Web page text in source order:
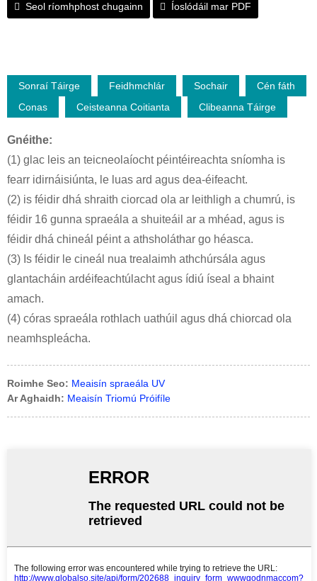
Seol ríomhphost chugainn Íoslódáil mar PDF
Sonraí Táirge Feidhmchlár Sochair
Cén fáth
Conas
Ceisteanna Coitianta Clibeanna Táirge
Gnéithe:
(1) glac leis an teicneolaíocht péintéireachta sníomha is
fearr idirnáisiúnta, le luas ard agus dea-éifeacht.
(2) is féidir dhá shraith ciorcad ola ar leithligh a chumrú, is
féidir 16 gunna spraeála a shuiteáil ar a mhéad, agus is
féidir dhá chineál péint a athsholáthar go héasca.
(3) Is féidir le cineál nua trealaimh athchúrsála agus
glantacháin ardéifeachtúlacht agus ídiú íseal a bhaint
amach.
(4) córas spraeála rothlach uathúil agus dhá chiorcad ola
neamhspleácha.
Roimhe Seo: Meaisín spraeála UV
Ar Aghaidh: Meaisín Triomú Próifíle